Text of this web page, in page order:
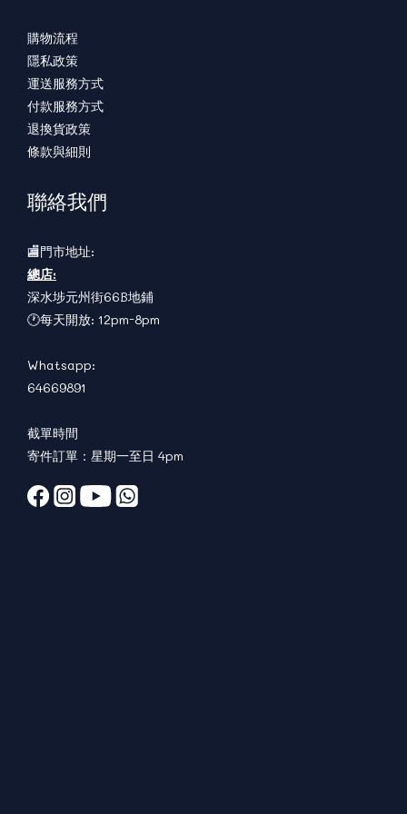
購物流程
隱私政策
運送服務方式
付款服務方式
退換貨政策
條款與細則
聯絡我們
🏬門市地址:
總店:
深水埗元州街66B地鋪
🕐每天開放: 12pm-8pm
Whatsapp:
64669891
截單時間
寄件訂單：星期一至日 4pm